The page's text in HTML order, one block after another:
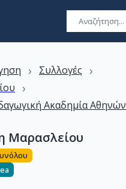
› Συλλογές ›
›
Ακαδημία Αθηνών
Μαρασλείου